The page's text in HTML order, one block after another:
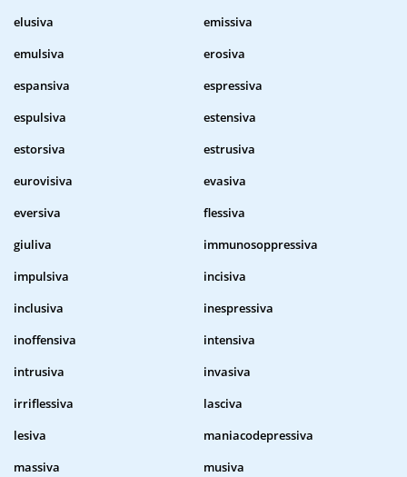
elusiva
emissiva
emulsiva
erosiva
espansiva
espressiva
espulsiva
estensiva
estorsiva
estrusiva
eurovisiva
evasiva
eversiva
flessiva
giuliva
immunosoppressiva
impulsiva
incisiva
inclusiva
inespressiva
inoffensiva
intensiva
intrusiva
invasiva
irriflessiva
lasciva
lesiva
maniacodepressiva
massiva
musiva